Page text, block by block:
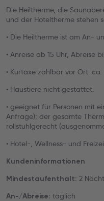
Die Heiltherme, die
und der Hoteltherme stehen
• Die Heiltherme ist am An-
• Anreise ab 15 Uhr, Abreise
• Kurtaxe zahlbar vor Ort:
• Haustiere nicht gestattet.
• geeignet für Personen mit
Anfrage); der gesamte
rollstuhlgerecht
• Hotel-, Wellness- und
Kundeninformationen
Mindestaufenthalt: 2
An-/Abreise: täglich